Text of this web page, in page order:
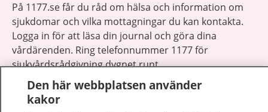
På 1177.se får du råd om hälsa och information om
sjukdomar och vilka mottagningar du kan kontakta.
Logga in för att läsa din journal och göra dina
vårdärenden. Ring telefonnummer 1177 för
sjukvårdsrådgivning dygnet runt.
1177 ger dig råd när du vill må bättre.
Den här webbplatsen använder
kakor